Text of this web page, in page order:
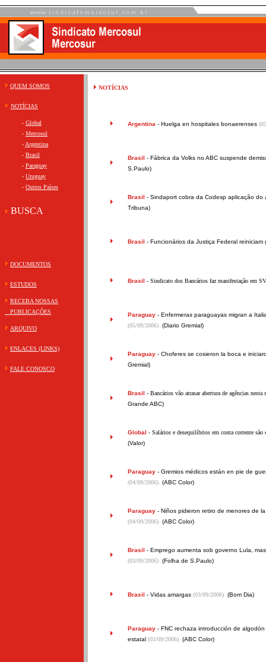
QUEM SOMOS
NOTÍCIAS
- Global
- Mercosul
- Argentina
- Brasil
- Paraguay
- Uruguay
- Outros Países
BUSCA
DOCUMENTOS
ESTUDOS
RECEBA NOSSAS
PUBLICAÇÕES
ARQUIVO
ENLACES (LINKS)
FALE CONOSCO
NOTÍCIAS
Argentina - Huelga en hospitales bonaerenses
Brasil - Fábrica da Volks no ABC suspende
S.Paulo)
Brasil - Sindaport cobra da Codesp aplicação do
Tribuna)
Brasil - Funcionários da Justiça Federal reiniciam
Brasil - Sindicato dos Bancários faz manifestação em
Paraguay- Enfermeras paraguayas migran a
(05/09/2006) (Diario Gremial)
Paraguay- Choferes se cosieron la boca e
Gremial)
Brasil - Bancários vão atrasar abertura de agências nesta
Grande ABC)
Global - Salários e desequilíbrios em conta corrente são
(Valor)
Paraguay- Gremios médicos están en pie de
(04/09/2006) (ABC Color)
Paraguay- Niños pidieron retiro de menores de
(04/09/2006) (ABC Color)
Brasil - Emprego aumenta sob governo Lula,
(03/09/2006) (Folha de S.Paulo)
Brasil - Vidas amargas (03/09/2006) (Bom Dia)
Paraguay- FNC rechaza introducción de
estatal (03/09/2006) (ABC Color)